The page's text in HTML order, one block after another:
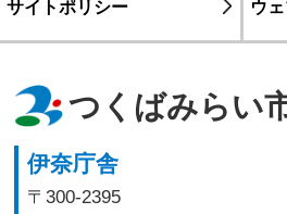
サイトポリシー ウ
つくばみらい
伊奈庁舎
〒300-2395